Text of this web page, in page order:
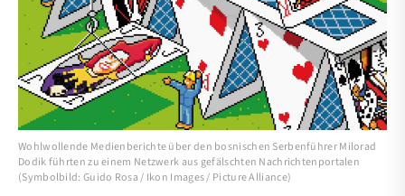
Wohlwollende Medienberichte über den bosnischen Serbenführer Milorad
Dodik führten zu einem Netzwerk aus gefälschten Nachrichtenportalen
(Symbolbild: Guido Rosa / Ikon Images / Picture Alliance)